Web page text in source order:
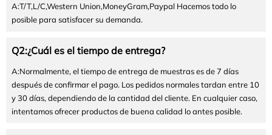
A:T/T,L/C,Western Union,MoneyGram,Paypal Hacemos todo lo
posible para satisfacer su demanda.
Q2:¿Cuál es el tiempo de entrega?
A:Normalmente, el tiempo de entrega de muestras es de 7 días
después de confirmar el pago. Los pedidos normales tardan entre 10
y 30 días, dependiendo de la cantidad del cliente. En cualquier caso,
intentamos ofrecer productos de buena calidad lo antes posible.